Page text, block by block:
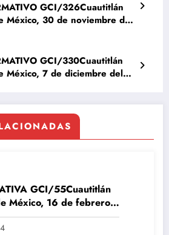
GCI/326Cuautitlán
México, 30 de noviembre del
GCI/330Cuautitlán
México, 7 de diciembre del
GCI/55Cuautitlán
México, 16 de febrero